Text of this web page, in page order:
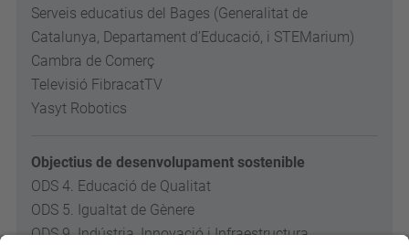
Serveis educatius del Bages (Generalitat de
Catalunya, Departament d’Educació, i STEMarium)
Cambra de Comerç
Televisió FibracatTV
Yasyt Robotics
Objectius de desenvolupament sostenible
ODS 4. Educació de Qualitat
ODS 5. Igualtat de Gènere
ODS 9. Indústria, Innovació i Infraestructura